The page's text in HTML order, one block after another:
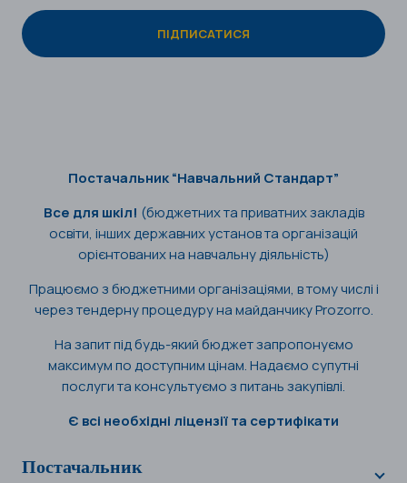
Постачальник “Навчальний Стандарт”
Все для шкіл! (бюджетних та приватних закладів
освіти, інших державних установ та організацій
орієнтованих на навчальну діяльність)
Працюємо з бюджетними організаціями, в тому числі і
через тендерну процедуру на майданчику Prozorro.
На запит під будь-який бюджет запропонуємо
максимум по доступним цінам. Надаємо супутні
послуги та консультуємо з питань закупівлі.
Є всі необхідні ліцензії та сертифікати
Постачальник